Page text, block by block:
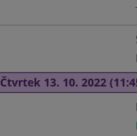
Čtvrtek 13. 10. 2022